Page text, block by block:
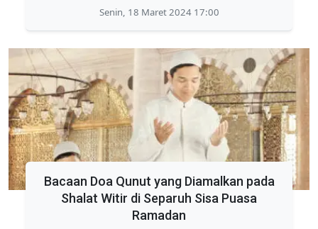
Senin, 18 Maret 2024 17:00
Bacaan Doa Qunut yang Diamalkan pada
Shalat Witir di Separuh Sisa Puasa
Ramadan